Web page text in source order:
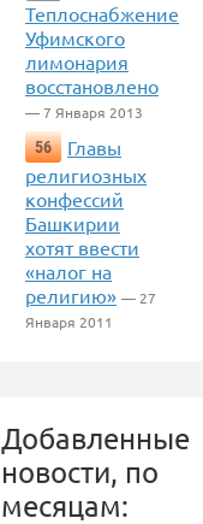
Теплоснабжение
Уфимского
лимонария
восстановлено
— 7 Января 2013
56
Главы
религиозных
конфессий
Башкирии
хотят ввести
«налог на
религию» — 27
Января 2011
Добавленные
новости, по
месяцам: